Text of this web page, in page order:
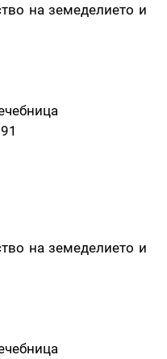
на земеделието и
на земеделието и